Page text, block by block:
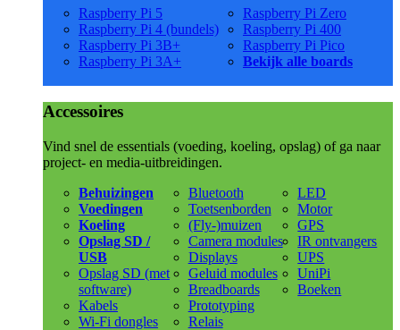
Raspberry Pi 5
Raspberry Pi 4 (bundels)
Raspberry Pi 3B+
Raspberry Pi 3A+
Raspberry Pi Zero
Raspberry Pi 400
Raspberry Pi Pico
Bekijk alle boards
Accessoires
Vind snel de essentials (voeding, koeling, opslag) of ga naar
project- en media-uitbreidingen.
Behuizingen
Voedingen
Koeling
Opslag SD /
USB
Opslag SD (met
software)
Kabels
Wi-Fi dongles
Bluetooth
Toetsenborden
(Fly-)muizen
Camera modules
Displays
Geluid modules
Breadboards
Prototyping
Relais
LED
Motor
GPS
IR ontvangers
UPS
UniPi
Boeken